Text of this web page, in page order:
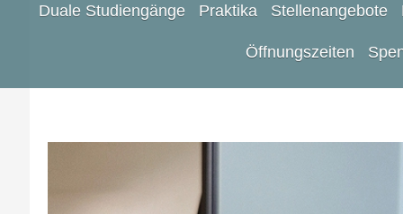
Duale Studiengänge Praktika Stellenangebote
Öffnungszeiten